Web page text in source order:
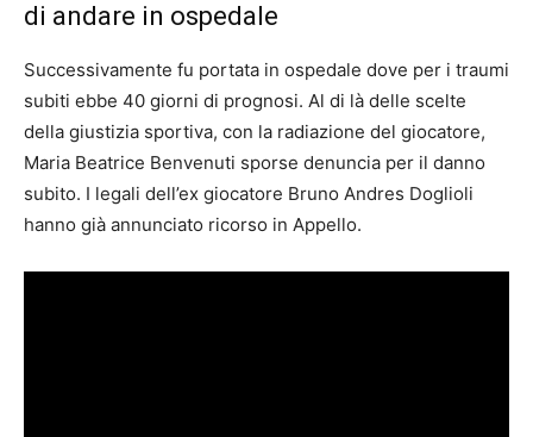
di andare in ospedale
Successivamente fu portata in ospedale dove per i traumi
subiti ebbe 40 giorni di prognosi. Al di là delle scelte
della giustizia sportiva, con la radiazione del giocatore,
Maria Beatrice Benvenuti sporse denuncia per il danno
subito. I legali dell’ex giocatore Bruno Andres Doglioli
hanno già annunciato ricorso in Appello.